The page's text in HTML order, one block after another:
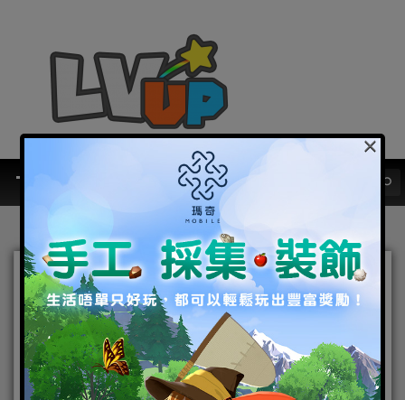
你係「踩爆你個島」定「你
打我唔到」？ 攻守新玩法
《星環守護者》1月底香港正
式上架！
×